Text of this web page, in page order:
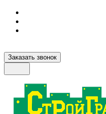
Заказать звонок